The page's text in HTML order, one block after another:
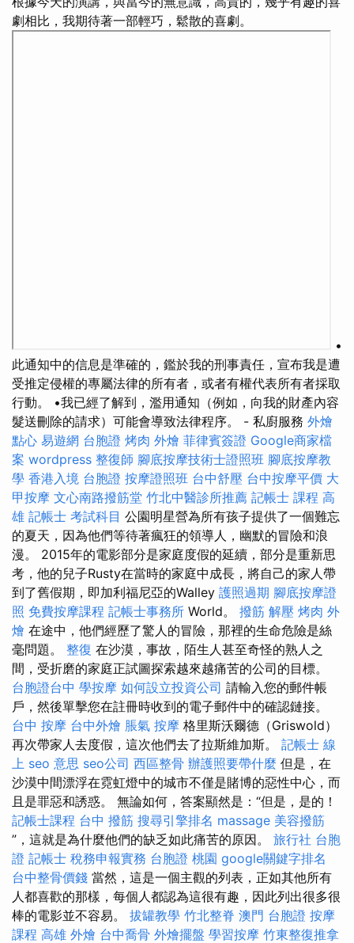
劇相比，我期待著一部輕巧，鬆散的喜劇。
•
此通知中的信息是準確的，鑑於我的刑事責任，宣布我是遭
受推定侵權的專屬法律的所有者，或者有權代表所有者採取
行動。 •我已經了解到，濫用通知（例如，向我的財產內容
髮送刪除的請求）可能會導致法律程序。 - 私廚服務 外燴
點心 易遊網 台胞證 烤肉 外燴 菲律賓簽證 Google商家檔
案 wordpress 整復師 腳底按摩技術士證照班 腳底按摩教
學 香港入境 台胞證 按摩證照班 台中舒壓 台中按摩平價 大
甲按摩 文心南路撥筋堂 竹北中醫診所推薦 記帳士 課程 高
雄 記帳士 考試科目 公園明星營為所有孩子提供了一個難忘
的夏天，因為他們等待著瘋狂的領導人，幽默的冒險和浪
漫。 2015年的電影部分是家庭度假的延續，部分是重新思
考，他的兒子Rusty在當時的家庭中成長，將自己的家人帶
到了舊假期，即加利福尼亞的Walley 護照過期 腳底按摩證
照 免費按摩課程 記帳士事務所 World。 撥筋 解壓 烤肉 外
燴 在途中，他們經歷了驚人的冒險，那裡的生命危險是絲
毫問題。 整復 在沙漠，事故，陌生人甚至奇怪的熟人之
間，受折磨的家庭正試圖探索越來越痛苦的公司的目標。
台胞證台中 學按摩 如何設立投資公司 請輸入您的郵件帳
戶，然後單擊您在註冊時收到的電子郵件中的確認鏈接。
台中 按摩 台中外燴 脹氣 按摩 格里斯沃爾德（Griswold）
再次帶家人去度假，這次​​他們去了拉斯維加斯。 記帳士 線
上 seo 意思 seo公司 西區整骨 辦護照要帶什麼 但是，在
沙漠中間漂浮在霓虹燈中的城市不僅是賭博的惡性中心，而
且是罪惡和誘惑。 無論如何，答案顯然是：“但是，是的！
記帳士課程 台中 撥筋 搜尋引擎排名 massage 美容撥筋
”，這就是為什麼他們的缺乏如此痛苦的原因。 旅行社 台胞
證 記帳士 稅務申報實務 台胞證 桃園 google關鍵字排名
台中整骨價錢 當然，這是一個主觀的列表，正如其他所有
人都喜歡的那樣，每個人都認為這很有趣，因此列出很多很
棒的電影並不容易。 拔罐教學 竹北整脊 澳門 台胞證 按摩
課程 高雄 外燴 台中喬骨 外燴擺盤 學習按摩 竹東整復推拿